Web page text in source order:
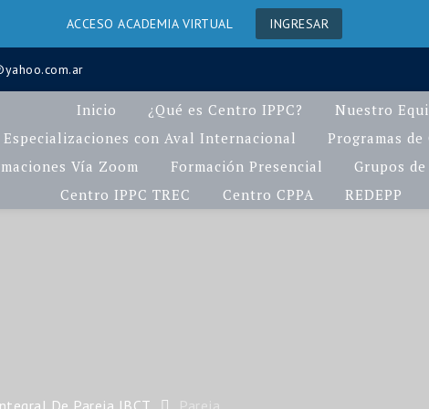
ACCESO ACADEMIA VIRTUAL INGRESAR
Inicio ¿Qué es Centro IPPC? Nuestro
Especializaciones con Aval Internacional
Programas
Vía Zoom
Formación Presencial Grupos
Centro IPPC TREC
Centro CPPA REDEPP
De Pareja IBCT Pareja